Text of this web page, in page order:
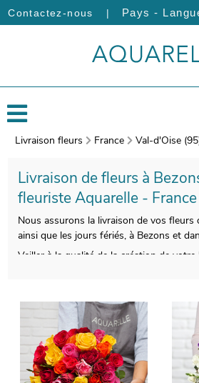
Contactez-nous | Pays -
Livraison fleurs France Val-d'Oise
Livraison de fleurs à
fleuriste Aquarelle - France
Nous assurons la livraison de vos fleurs
ainsi que les jours fériés, à Bezons et
Veiller à la qualité de la création de
L’envoi à Bezons sera ensuite effectué,
votre photo via votre boîte mail pour
l’opportunité de vérifier votre
joindre à votre bouquet une touche qui
vos préférences, vous pourrez ajouter
message à votre commande.